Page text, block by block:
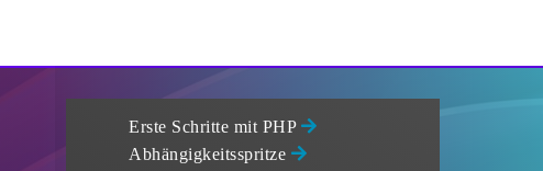
Erste Schritte mit PHP
Abhängigkeitsspritze